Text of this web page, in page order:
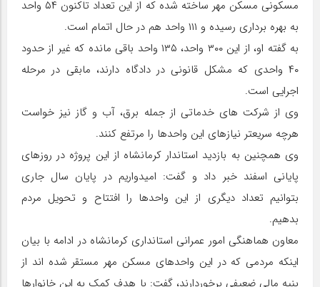
مسکونی مسکن مهر ساخته شده که از این تعداد تاکنون ۵۴ واحد
به بهره برداری رسیده و ۱۱۱ واحد هم در حال اتمام است.
به گفته او، از این ۳۰۰ واحد، ۱۳۵ واحد باقی مانده که غیر از حدود
۴۰ واحدی که مشکل قانونی در دادگاه دارند، مابقی در مرحله
اجرایی است.
وی از شرکت های خدماتی از جمله برق، آب و گاز نیز خواست
هرچه سریعتر نیازهای این واحدها را مرتفع کنند.
وی همچنین به بازدید استاندار کرمانشاه از این پروژه در روزهای
پایانی اسفند خبر داد و گفت: امیدواریم در پایان سال جاری
بتوانیم تعداد دیگری از این واحدها را افتتاح و تحویل مردم
بدهیم.
معاون هماهنگی امور عمرانی استانداری کرمانشاه در ادامه با بیان
اینکه مردمی که در این واحدهای مسکن مهر مستقر شده اند از
بنیه مالی ضعیفی برخوردارند، گفت: با هدف کمک به این خانوارها